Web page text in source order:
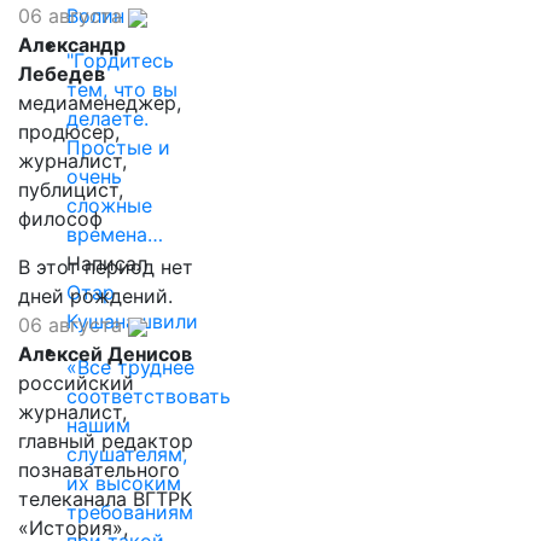
Волин
"Гордитесь
тем, что вы
делаете.
Простые и
очень
сложные
времена…
Написал
Отар
Кушанашвили
«Все труднее
соответствовать
нашим
слушателям,
их высоким
требованиям
06 августа
Александр
Лебедев
медиаменеджер,
продюсер,
журналист,
публицист,
философ
В этот период нет
дней рождений.
06 августа
Алексей Денисов
российский
журналист,
главный редактор
познавательного
телеканала ВГТРК
«История»,